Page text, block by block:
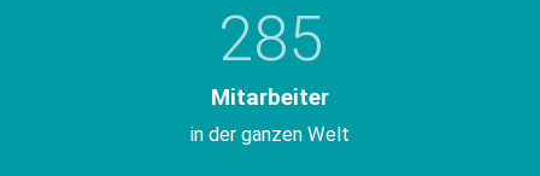
285
Mitarbeiter
in der ganzen Welt